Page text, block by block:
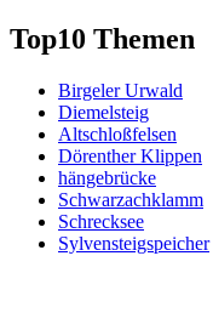
Top10 Themen
Birgeler Urwald
Diemelsteig
Altschloßfelsen
Dörenther Klippen
hängebrücke
Schwarzachklamm
Schrecksee
Sylvensteigspeicher